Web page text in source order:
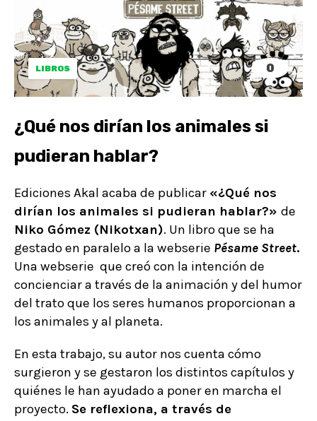
LIBROS 0
¿Qué nos dirían los animales si
pudieran hablar?
Ediciones Akal acaba de publicar «¿Qué nos
dirían los animales si pudieran hablar?» de
Niko Gómez (Nikotxan). Un libro que se ha
gestado en paralelo a la webserie Pésame Street.
Una webserie que creó con la intención de
concienciar a través de la animación y del humor
del trato que los seres humanos proporcionan a
los animales y al planeta.
En esta trabajo, su autor nos cuenta cómo
surgieron y se gestaron los distintos capítulos y
quiénes le han ayudado a poner en marcha el
proyecto. Se reflexiona, a través de